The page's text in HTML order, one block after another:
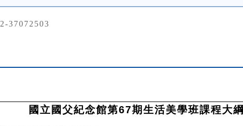
37072503
國立國父紀念館第67期生活美學班課程大綱